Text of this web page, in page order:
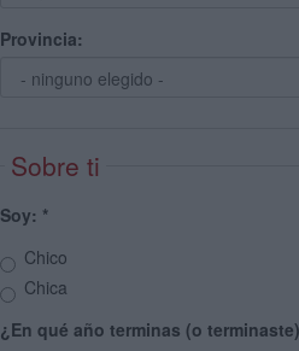
Provincia:
Sobre ti
Soy: *
Chico
Chica
¿En qué año terminas (o